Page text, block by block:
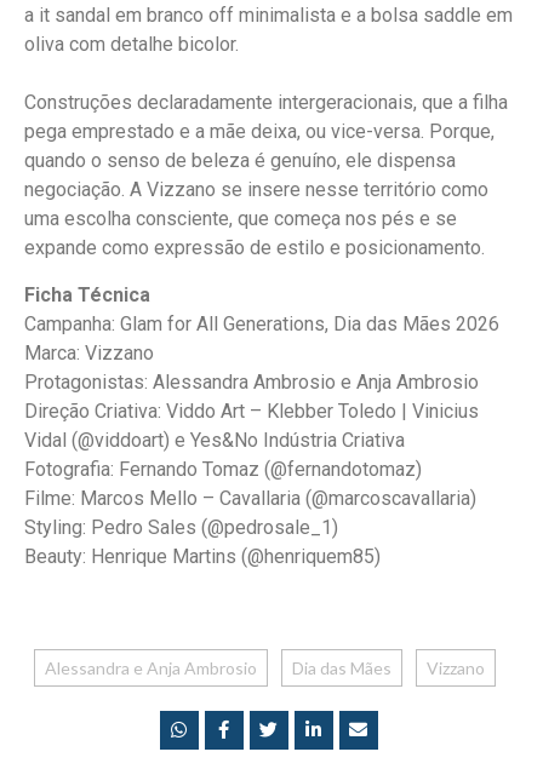
a it sandal em branco off minimalista e a bolsa saddle em
oliva com detalhe bicolor.
Construções declaradamente intergeracionais, que a filha
pega emprestado e a mãe deixa, ou vice-versa. Porque,
quando o senso de beleza é genuíno, ele dispensa
negociação. A Vizzano se insere nesse território como
uma escolha consciente, que começa nos pés e se
expande como expressão de estilo e posicionamento.
Ficha Técnica
Campanha: Glam for All Generations, Dia das Mães 2026
Marca: Vizzano
Protagonistas: Alessandra Ambrosio e Anja Ambrosio
Direção Criativa: Viddo Art – Klebber Toledo | Vinicius
Vidal (@viddoart) e Yes&No Indústria Criativa
Fotografia: Fernando Tomaz (@fernandotomaz)
Filme: Marcos Mello – Cavallaria (@marcoscavallaria)
Styling: Pedro Sales (@pedrosale_1)
Beauty: Henrique Martins (@henriquem85)
Alessandra e Anja Ambrosio Dia das Mães Vizzano